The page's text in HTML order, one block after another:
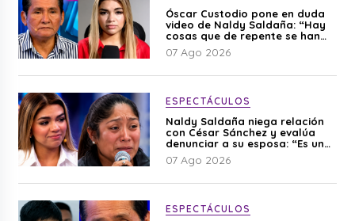
Óscar Custodio pone en duda
video de Naldy Saldaña: “Hay
cosas que de repente se han
editado”
07 Ago 2026
ESPECTÁCULOS
Naldy Saldaña niega relación
con César Sánchez y evalúa
denunciar a su esposa: “Es una
difamación”
07 Ago 2026
ESPECTÁCULOS